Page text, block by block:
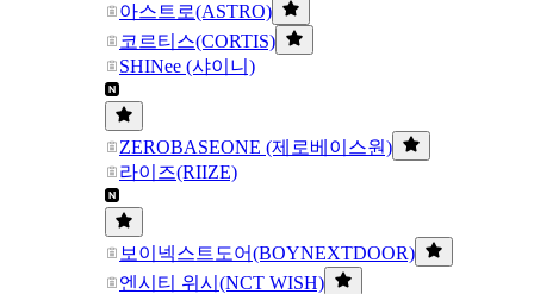
아스트로(ASTRO)
코르티스(CORTIS)
SHINee (샤이니)
ZEROBASEONE (제로베이스원)
라이즈(RIIZE)
보이넥스트도어(BOYNEXTDOOR)
엔시티 위시(NCT WISH)